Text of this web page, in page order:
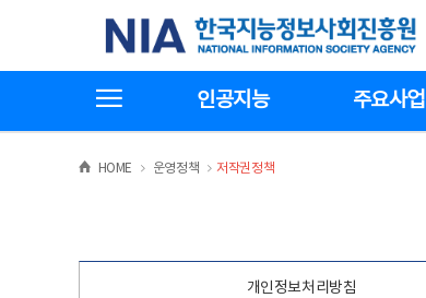
기
한국지능정보사회진흥원
인공지능 주요사업
HOME >운영정책 >
저작권정책
개인정보처리방침